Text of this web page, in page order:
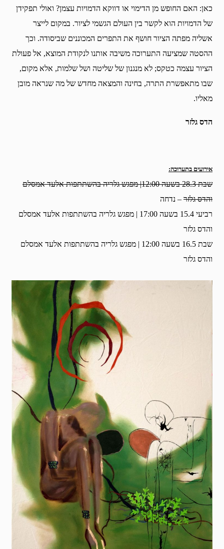
כאן: האם החופש מן הדימוי או דווקא הדמויות עצמן? ואולי תפקידן
של הדמויות הוא לקשר בין העולם הגשמי לציור. במקום לייצר
אשליה מפתה הציור חושף את התפרים המכוננים שביסודה. וכך
ההסטה שמציעה התערוכה משיבה אותנו לנקודת המוצא, אל פעולת
הציור עצמה כטקס; לא מנגנון של שליטה ושל שלמות, אלא מקום,
שבו מתאפשרת התרה, בחינה והמצאה מחדש של מה שנראה מובן
מאליו.
הדס גלזר
אירועים בתערוכה:
שבת 28.3 בשעה 12:00| מפגש גלריה בהשתתפות אלעד אמסלם
והדס גלזר – נדחה
רביעי 15.4 בשעה 17:00 | מפגש גלריה בהשתתפות אלעד אמסלם
והדס גלזר
שבת 16.5 בשעה 12:00 | מפגש גלריה בהשתתפות אלעד אמסלם
והדס גלזר